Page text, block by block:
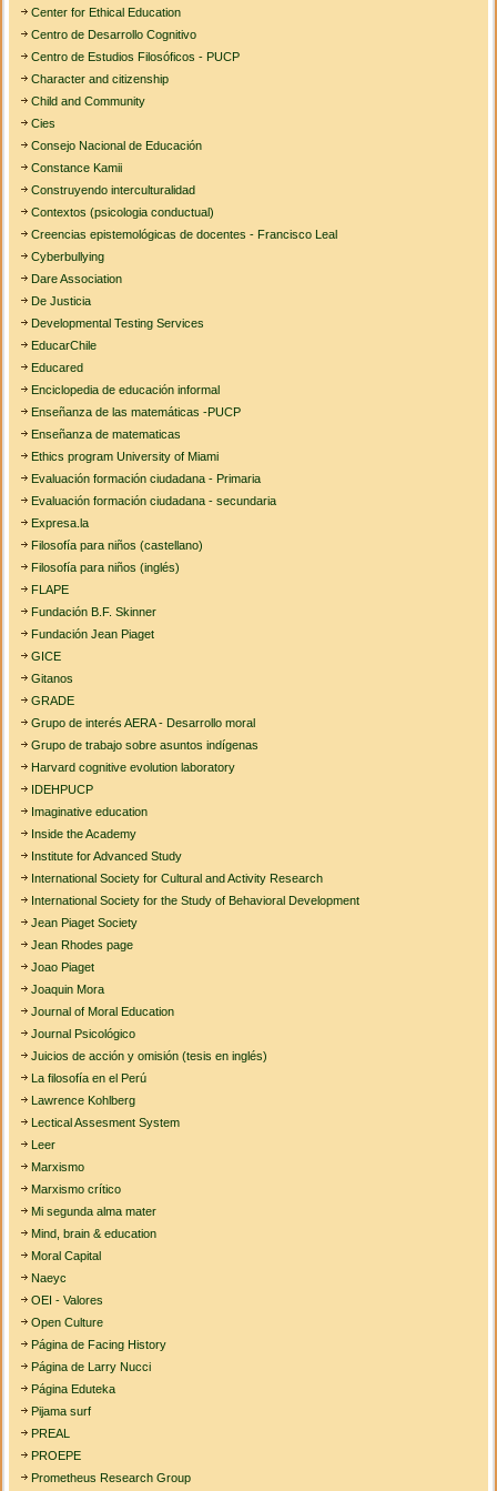
Center for Ethical Education
Centro de Desarrollo Cognitivo
Centro de Estudios Filosóficos - PUCP
Character and citizenship
Child and Community
Cies
Consejo Nacional de Educación
Constance Kamii
Construyendo interculturalidad
Contextos (psicologia conductual)
Creencias epistemológicas de docentes - Francisco Leal
Cyberbullying
Dare Association
De Justicia
Developmental Testing Services
EducarChile
Educared
Enciclopedia de educación informal
Enseñanza de las matemáticas -PUCP
Enseñanza de matematicas
Ethics program University of Miami
Evaluación formación ciudadana - Primaria
Evaluación formación ciudadana - secundaria
Expresa.la
Filosofía para niños (castellano)
Filosofía para niños (inglés)
FLAPE
Fundación B.F. Skinner
Fundación Jean Piaget
GICE
Gitanos
GRADE
Grupo de interés AERA - Desarrollo moral
Grupo de trabajo sobre asuntos indígenas
Harvard cognitive evolution laboratory
IDEHPUCP
Imaginative education
Inside the Academy
Institute for Advanced Study
International Society for Cultural and Activity Research
International Society for the Study of Behavioral Development
Jean Piaget Society
Jean Rhodes page
Joao Piaget
Joaquin Mora
Journal of Moral Education
Journal Psicológico
Juicios de acción y omisión (tesis en inglés)
La filosofía en el Perú
Lawrence Kohlberg
Lectical Assesment System
Leer
Marxismo
Marxismo crítico
Mi segunda alma mater
Mind, brain & education
Moral Capital
Naeyc
OEI - Valores
Open Culture
Página de Facing History
Página de Larry Nucci
Página Eduteka
Pijama surf
PREAL
PROEPE
Prometheus Research Group